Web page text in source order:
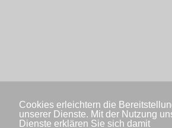
Cookies erleichtern die
unserer Dienste. Mit der Nutzung
Dienste erklären Sie sich damit